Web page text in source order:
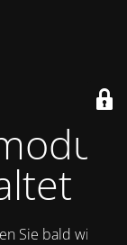
Sie bald wieder.